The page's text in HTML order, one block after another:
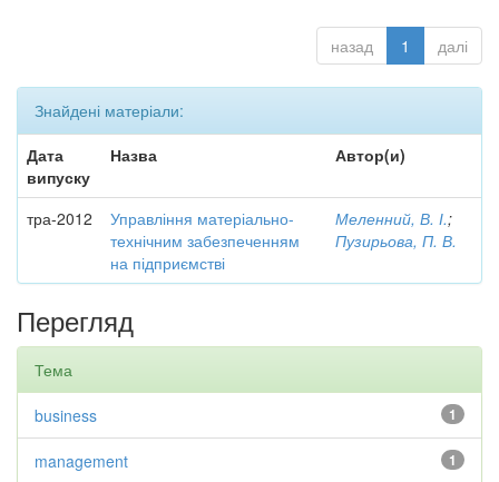
назад 1 далі
Знайдені матеріали:
Дата
випуску
Назва Автор(и)
тра-2012
Управління матеріально-
технічним забезпеченням
на підприємстві
Меленний, В. І.;
Пузирьова, П. В.
Перегляд
Тема
1
business
1
management